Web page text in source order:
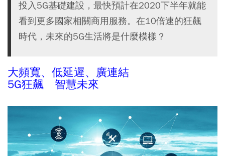
投入5G基礎建設，最快預計在2020下半年就能
看到更多國家相關商用服務。在10倍速的狂飆
時代，未來的5G生活將是什麼模樣？
大頻寬、低延遲、廣連結
5G狂飆 智慧未來